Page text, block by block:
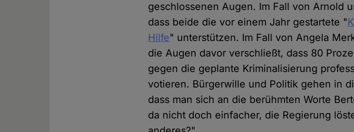
geschlossenen Augen. Im Fall von Arnold
dass beide die vor einem Jahr gestartete "
Hilfe" unterstützen. Im Fall von Angela
die Augen davor verschließt, dass 80
gegen die geplante Kriminalisierung
votieren. Bürgerwille und Politik gehen in
dass man sich an die berühmten Worte
da nicht doch einfacher, die Regierung